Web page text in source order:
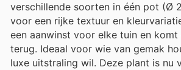
verschillende soorten in één pot (Ø
voor een rijke textuur en
een aanwinst voor elke tuin en
terug. Ideaal voor wie van gemak
luxe uitstraling wil. Deze plant is nu